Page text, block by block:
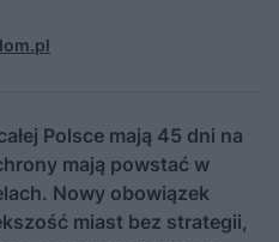
Polsce mają 45 dni na
mają powstać w
Nowy obowiązek
miast bez strategii,